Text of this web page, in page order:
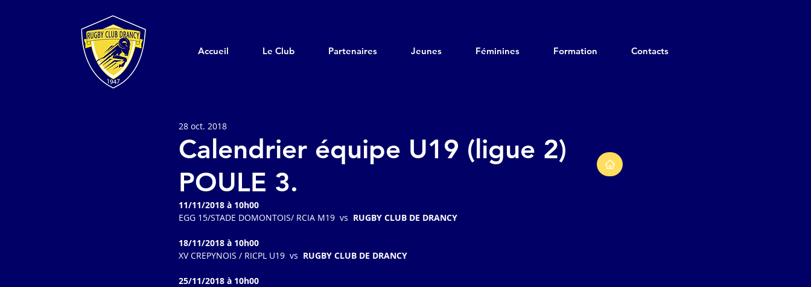
Accueil Le Club Partenaires Jeunes Féminines Formation Contacts
Calendrier équipe U19 (ligue 2)
POULE 3.
28 oct. 2018
11/11/2018 à 10h00
EGG 15/STADE DOMONTOIS/ RCIA M19  vs RUGBY CLUB DE DRANCY
18/11/2018 à 10h00
XV CREPYNOIS / RICPL U19  vs RUGBY CLUB DE DRANCY
25/11/2018 à 10h00